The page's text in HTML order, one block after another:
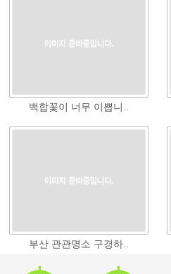
백합꽃이 너무 이쁩니..
부산 관관명소 구경하..